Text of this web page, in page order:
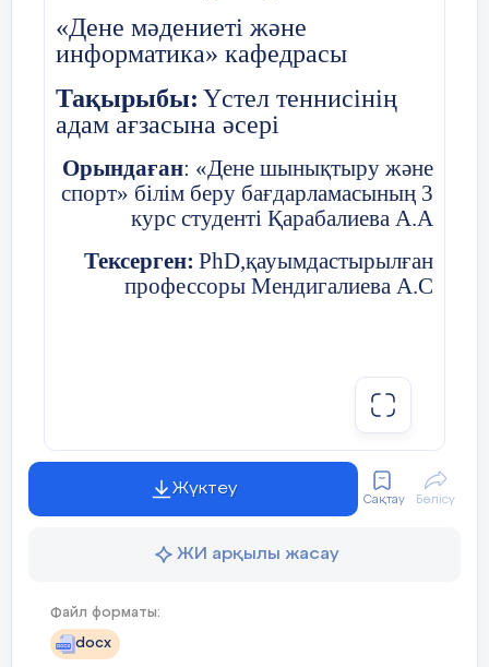
«Дене мәдениеті және
информатика» кафедрасы
Тақырыбы: Үстел теннисінің
адам ағзасына әсері
Орындаған: «Дене шынықтыру және
спорт» білім беру бағдарламасының 3
курс студенті Қарабалиева А.А
Тексерген: PhD,қауымдастырылған
профессоры Мендигалиева А.С
Орал-2024 жыл
Жүктеу
Сақтау Бөлісу
ЖИ арқылы жасау
Файл форматы:
docx